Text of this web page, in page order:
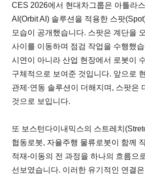
CES 2026에서 현대차그룹은 아틀라
AI(Orbit AI) 솔루션을 적용한 스팟
모습이 공개했습니다. 스팟은 계단을
사이를 이동하며 점검 작업을 수행했
시연이 아니라 산업 현장에서 로봇이
구체적으로 보여준 것입니다. 앞으로
관제·연동 솔루션이 더해지며, 스팟은
것으로 보입니다.
또 보스턴다이내믹스의 스트레치
협동로봇, 자율주행 물류로봇이 함께
적재-이동의 전 과정을 하나의 흐름으
선보였습니다. 이러한 유기적인 연결